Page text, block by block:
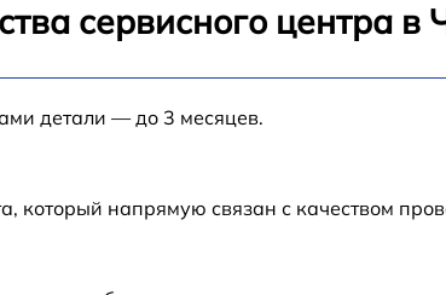
сервисного центра в
детали — до 3 месяцев.
который напрямую связан с качеством